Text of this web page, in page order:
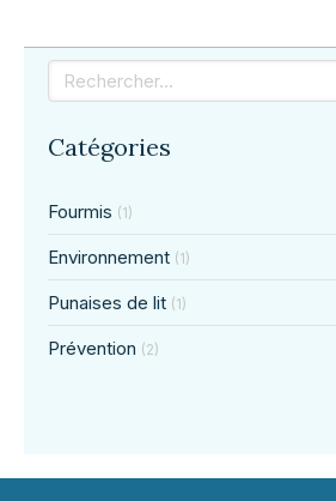
Rechercher
Catégories
Fourmis (1)
Environnement (1)
Punaises de lit (1)
Prévention (2)